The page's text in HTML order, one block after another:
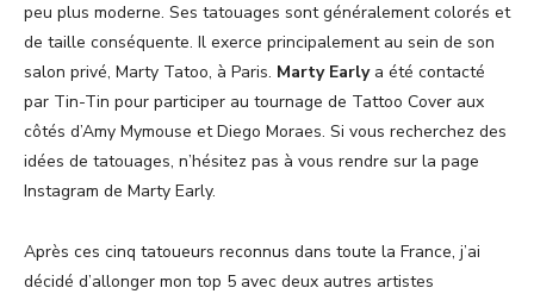
peu plus moderne. Ses tatouages sont généralement colorés et
de taille conséquente. Il exerce principalement au sein de son
salon privé, Marty Tatoo, à Paris. Marty Earlya été contacté
par Tin-Tin pour participer au tournage de Tattoo Cover aux
côtés d’Amy Mymouse et Diego Moraes. Si vous recherchez des
idées de tatouages, n’hésitez pas à vous rendre sur la page
Instagram de Marty Early.
Après ces cinq tatoueurs reconnus dans toute la France, j’ai
décidé d’allonger mon top 5 avec deux autres artistes